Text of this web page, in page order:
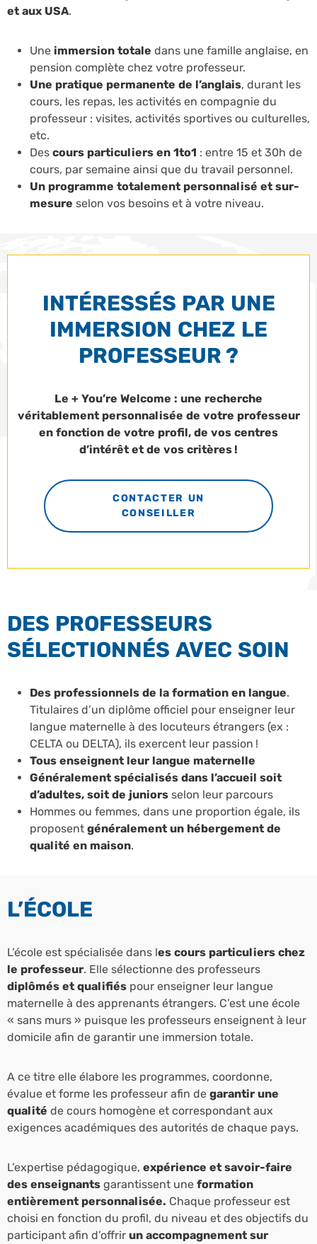
et aux USA.
Une immersion totale dans une famille anglaise, en
pension complète chez votre professeur.
Une pratique permanente de l’anglais, durant les
cours, les repas, les activités en compagnie du
professeur : visites, activités sportives ou culturelles,
etc.
Des cours particuliers en 1to1 : entre 15 et 30h de
cours, par semaine ainsi que du travail personnel.
Un programme totalement personnalisé et sur-
mesure selon vos besoins et à votre niveau.
INTÉRESSÉS PAR UNE
IMMERSION CHEZ LE
PROFESSEUR ?
Le + You’re Welcome : une recherche
véritablement personnalisée de votre professeur
en fonction de votre profil, de vos centres
d’intérêt et de vos critères !
CONTACTER UN
CONSEILLER
DES PROFESSEURS
SÉLECTIONNÉS AVEC SOIN
Des professionnels de la formation en langue.
Titulaires d’un diplôme officiel pour enseigner leur
langue maternelle à des locuteurs étrangers (ex :
CELTA ou DELTA), ils exercent leur passion !
Tous enseignent leur langue maternelle
Généralement spécialisés dans l’accueil soit
d’adultes, soit de juniors selon leur parcours
Hommes ou femmes, dans une proportion égale, ils
proposent généralement un hébergement de
qualité en maison.
L’ÉCOLE
L’école est spécialisée dans les cours particuliers chez
le professeur. Elle sélectionne des professeurs
diplômés et qualifiés pour enseigner leur langue
maternelle à des apprenants étrangers. C’est une école
« sans murs » puisque les professeurs enseignent à leur
domicile afin de garantir une immersion totale.
A ce titre elle élabore les programmes, coordonne,
évalue et forme les professeur afin de garantir une
qualité de cours homogène et correspondant aux
exigences académiques des autorités de chaque pays.
L’expertise pédagogique, expérience et savoir-faire
des enseignants garantissent une formation
entièrement personnalisée. Chaque professeur est
choisi en fonction du profil, du niveau et des objectifs du
participant afin d’offrir un accompagnement sur